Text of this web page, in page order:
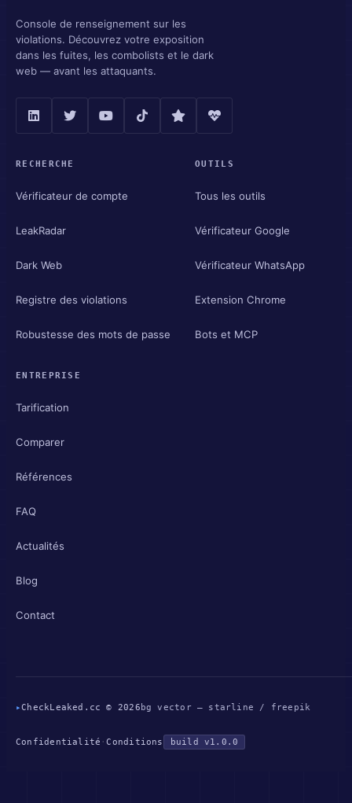
Console de renseignement sur les
violations. Découvrez votre exposition
dans les fuites, les combolists et le dark
web — avant les attaquants.
RECHERCHE
Vérificateur de compte
LeakRadar
Dark Web
Registre des violations
Robustesse des mots de passe
OUTILS
Tous les outils
Vérificateur Google
Vérificateur WhatsApp
Extension Chrome
Bots et MCP
ENTREPRISE
Tarification
Comparer
Références
FAQ
Actualités
Blog
Contact
▸CheckLeaked.cc © 2026 bg vector — starline / freepik
Confidentialité ·Conditions build v1.0.0